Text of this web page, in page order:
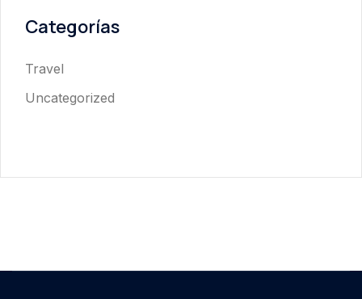
Categorías
Travel
Uncategorized